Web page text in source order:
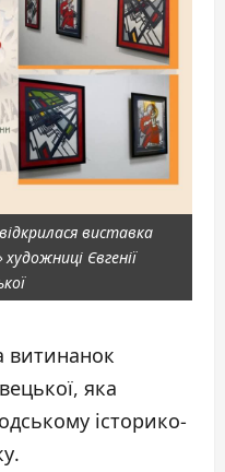
виставка
Євгенії
витинанок
яка
історико-